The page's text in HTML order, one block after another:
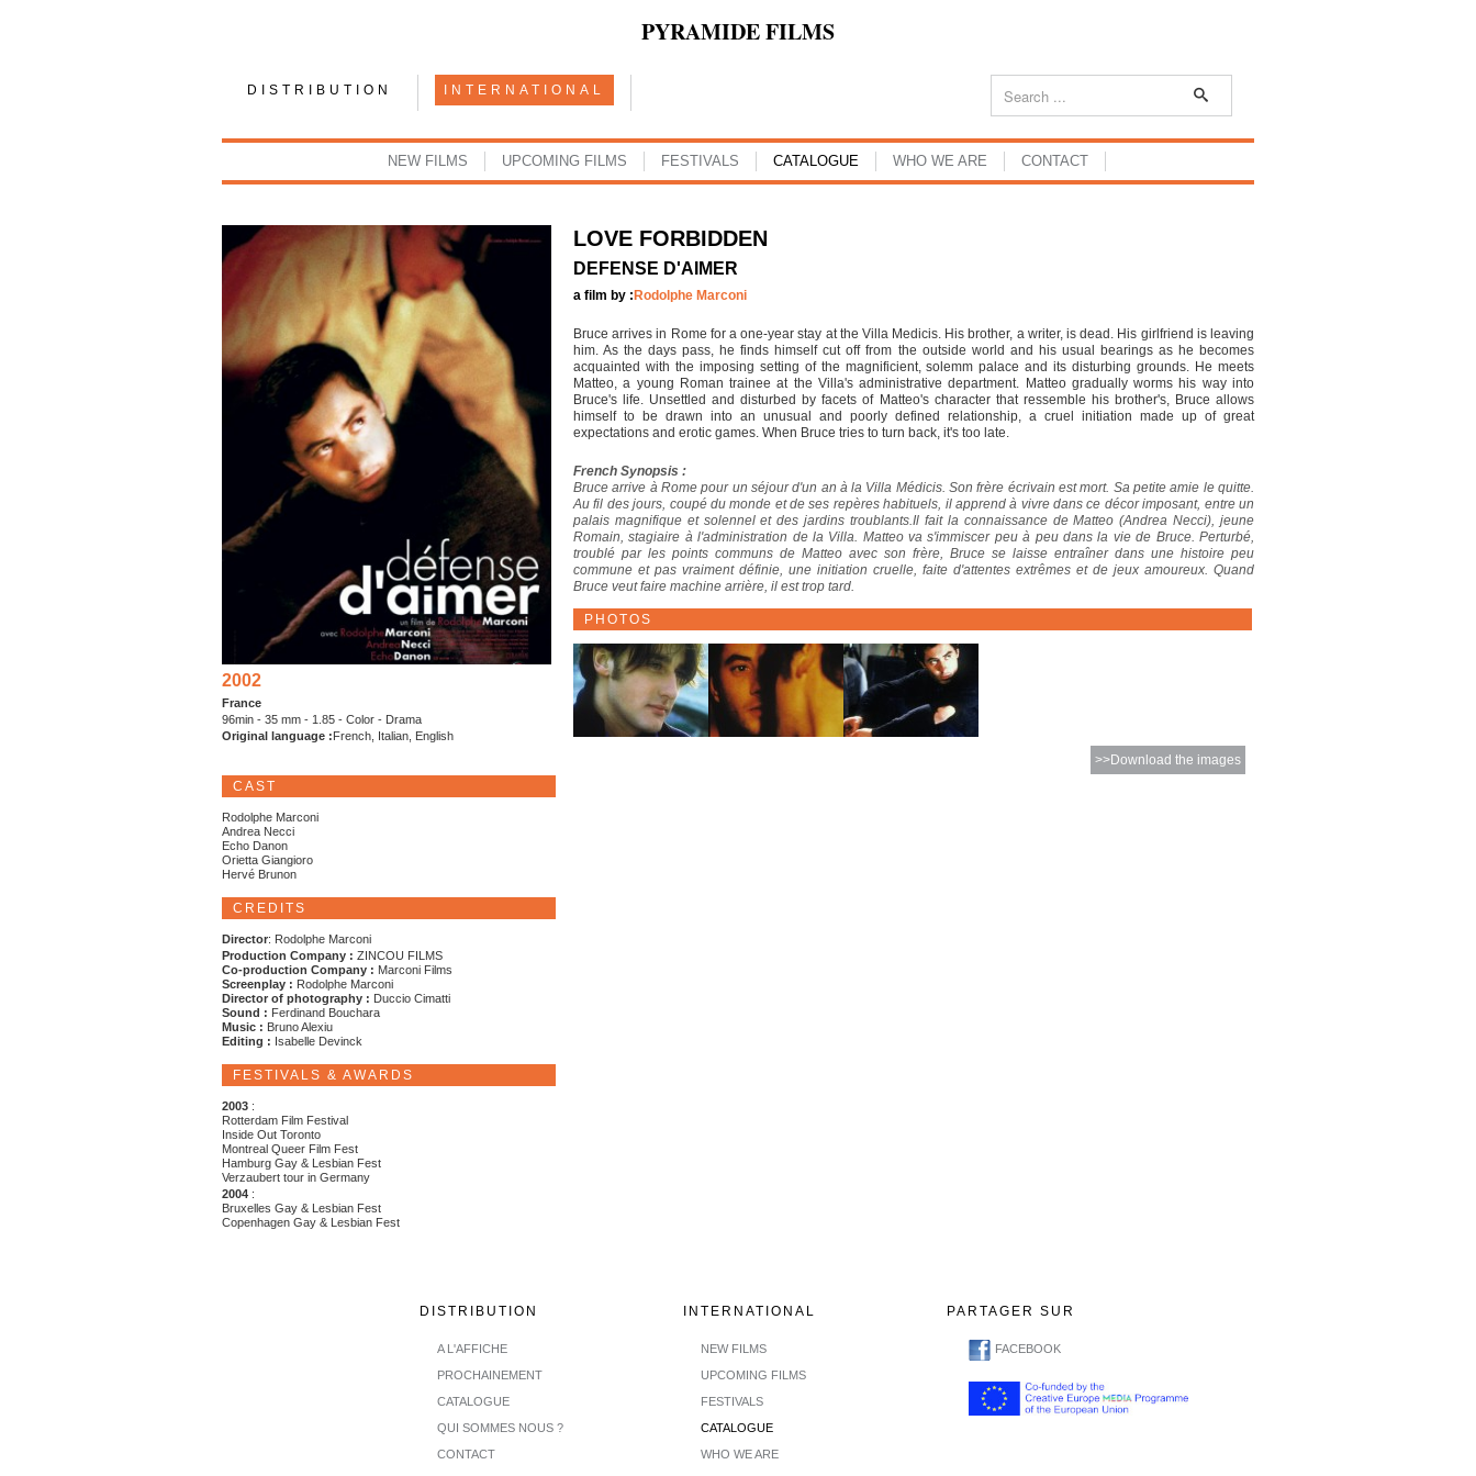
PYRAMIDE FILMS
DISTRIBUTION INTERNATIONAL
NEW FILMS UPCOMING FILMS FESTIVALS CATALOGUE WHO WE ARE CONTACT
2002
France
96min - 35 mm - 1.85 - Color - Drama
Original language : French, Italian, English
CAST
Rodolphe Marconi
Andrea Necci
Echo Danon
Orietta Giangioro
Hervé Brunon
CREDITS
Director: Rodolphe Marconi
Production Company : ZINCOU FILMS
Co-production Company : Marconi Films
Screenplay : Rodolphe Marconi
Director of photography : Duccio Cimatti
Sound : Ferdinand Bouchara
Music : Bruno Alexiu
Editing : Isabelle Devinck
FESTIVALS & AWARDS
2003 :
Rotterdam Film Festival
Inside Out Toronto
Montreal Queer Film Fest
Hamburg Gay & Lesbian Fest
Verzaubert tour in Germany
2004 :
Bruxelles Gay & Lesbian Fest
Copenhagen Gay & Lesbian Fest
LOVE FORBIDDEN
DEFENSE D'AIMER
a film by : Rodolphe Marconi
Bruce arrives in Rome for a one-year stay at the Villa Medicis. His brother, a writer, is dead. His girlfriend is leaving
him. As the days pass, he finds himself cut off from the outside world and his usual bearings as he becomes
acquainted with the imposing setting of the magnificient, solemm palace and its disturbing grounds. He meets
Matteo, a young Roman trainee at the Villa's administrative department. Matteo gradually worms his way into
Bruce's life. Unsettled and disturbed by facets of Matteo's character that ressemble his brother's, Bruce allows
himself to be drawn into an unusual and poorly defined relationship, a cruel initiation made up of great
expectations and erotic games. When Bruce tries to turn back, it's too late.
French Synopsis :
Bruce arrive à Rome pour un séjour d'un an à la Villa Médicis. Son frère écrivain est mort. Sa petite amie le quitte.
Au fil des jours, coupé du monde et de ses repères habituels, il apprend à vivre dans ce décor imposant, entre un
palais magnifique et solennel et des jardins troublants.Il fait la connaissance de Matteo (Andrea Necci), jeune
Romain, stagiaire à l'administration de la Villa. Matteo va s'immiscer peu à peu dans la vie de Bruce. Perturbé,
troublé par les points communs de Matteo avec son frère, Bruce se laisse entraîner dans une histoire peu
commune et pas vraiment définie, une initiation cruelle, faite d'attentes extrêmes et de jeux amoureux. Quand
Bruce veut faire machine arrière, il est trop tard.
PHOTOS
>>Download the images
DISTRIBUTION
A L'AFFICHE
PROCHAINEMENT
CATALOGUE
QUI SOMMES NOUS ?
CONTACT
INTERNATIONAL
NEW FILMS
UPCOMING FILMS
FESTIVALS
CATALOGUE
WHO WE ARE
PARTAGER SUR
FACEBOOK